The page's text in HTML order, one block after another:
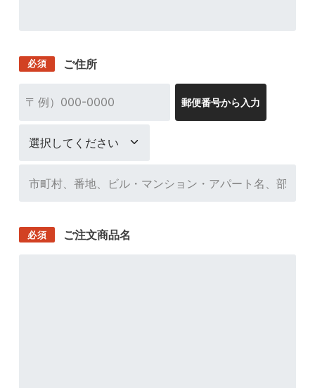
必須 ご住所
〒 郵便番号から入力
必須 ご注文商品名